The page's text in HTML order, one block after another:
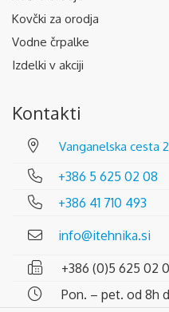
Kovčki za orodja
Vodne črpalke
Izdelki v akciji
Kontakti
Vanganelska cesta
+386 5 625 02 08
+386 41 710 493
info@itehnika.si
+386 (0)5 625 02
Pon. – pet. od 8h